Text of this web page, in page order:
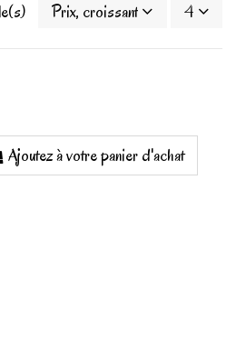
Prix, croissant 4
Ajoutez à votre panier d'achat